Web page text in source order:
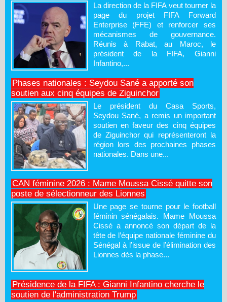
La direction de la FIFA veut tourner la
page du projet FIFA Forward
Enterprise (FFE) et renforcer ses
mécanismes de gouvernance.
Réunis à Rabat, au Maroc, le
président de la FIFA, Gianni
Infantino,...
Phases nationales : Seydou Sané a apporté son
soutien aux cinq équipes de Ziguinchor
Le président du Casa Sports,
Seydou Sané, a remis un important
soutien en faveur des cinq équipes
de Ziguinchor qui représenteront la
région lors des prochaines phases
nationales. Dans une...
CAN féminine 2026 : Mame Moussa Cissé quitte son
poste de sélectionneur des Lionnes
Une page se tourne pour le football
féminin sénégalais. Mame Moussa
Cissé a annoncé son départ de la
tête de l’équipe nationale féminine du
Sénégal à l’issue de l’élimination des
Lionnes dès la phase...
Présidence de la FIFA : Gianni Infantino cherche le
soutien de l'administration Trump